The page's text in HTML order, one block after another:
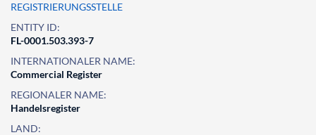
REGISTRIERUNGSSTELLE
ENTITY ID:
FL-0001.503.393-7
INTERNATIONALER NAME:
Commercial Register
REGIONALER NAME:
Handelsregister
LAND: